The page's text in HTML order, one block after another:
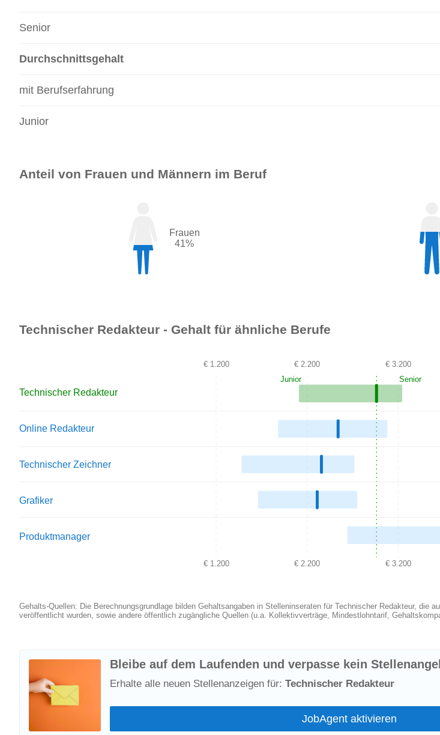
Senior
Durchschnittsgehalt
mit Berufserfahrung
Junior
Anteil von Frauen und Männern im Beruf
Frauen
41%
Technischer Redakteur - Gehalt für ähnliche Berufe
Technischer Redakteur
Online Redakteur
Technischer Zeichner
Grafiker
Produktmanager
€ 1.200 € 2.200 € 3.200
€ 1.200 € 2.200 € 3.200
Junior Senior
Gehalts-Quellen: Die Berechnungsgrundlage bilden Gehaltsangaben in Stelleninseraten für Technischer Redakteur, die
veröffentlicht wurden, sowie andere öffentlich zugängliche Quellen (u.a. Kollektivverträge, Mindestlohntarif,
Bleibe auf dem Laufenden und verpasse kein
Erhalte alle neuen Stellenanzeigen für: Technischer Redakteur